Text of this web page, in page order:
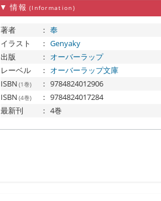
▼ 情報 (Information)
著者 ： 奉
イラスト
： Genyaky
出版
： オーバーラップ
レーベル
： オーバーラップ文庫
ISBN (1巻) ： 9784824012906
ISBN (4巻) ： 9784824017284
最新刊
： 4巻